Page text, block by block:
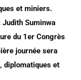
et miniers.
Judith Suminwa
du 1er Congrès
journée sera
diplomatiques et